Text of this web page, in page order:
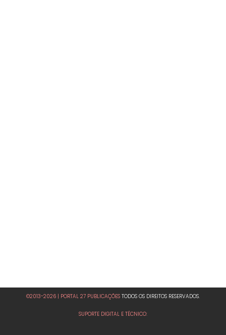
©2013-2026 | PORTAL 27 PUBLICAÇÕES TODOS OS DIREITOS RESERVADOS.
SUPORTE DIGITAL E TÉCNICO: